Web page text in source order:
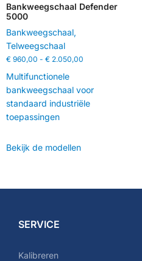
Bankweegschaal Defender
5000
Bankweegschaal,
Telweegschaal
€ 960,00 - € 2.050,00
Multifunctionele
bankweegschaal voor
standaard industriële
toepassingen
Bekijk de modellen
SERVICE
Kalibreren